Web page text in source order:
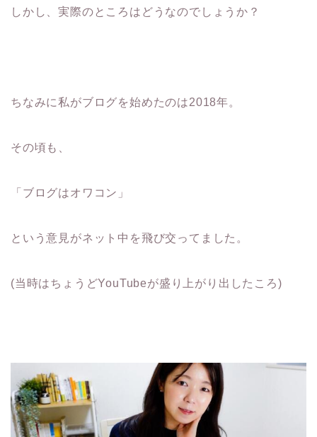
しかし、実際のところはどうなのでしょうか？
ちなみに私がブログを始めたのは2018年。
その頃も、
「ブログはオワコン」
という意見がネット中を飛び交ってました。
(当時はちょうどYouTubeが盛り上がり出したころ)